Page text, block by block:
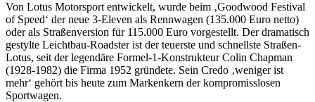
Von Lotus Motorsport entwickelt, wurde beim ‚Goodwood Festival
of Speed‘ der neue 3-Eleven als Rennwagen (135.000 Euro netto)
oder als Straßenversion für 115.000 Euro vorgestellt. Der dramatisch
gestylte Leichtbau-Roadster ist der teuerste und schnellste Straßen-
Lotus, seit der legendäre Formel-1-Konstrukteur Colin Chapman
(1928-1982) die Firma 1952 gründete. Sein Credo ‚weniger ist
mehr‘ gehört bis heute zum Markenkern der kompromisslosen
Sportwagen.